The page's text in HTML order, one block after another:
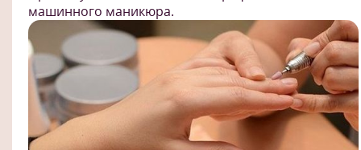
машинного маникюра.